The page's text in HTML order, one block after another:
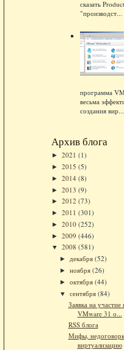
сказать
"производст...
программа
весьма
создания вир...
Архив блога
► 2021 (1)
► 2015 (5)
► 2014 (8)
► 2013 (9)
► 2012 (73)
► 2011 (301)
► 2010 (252)
► 2009 (446)
▼ 2008 (581)
► декабря (52)
► ноября (26)
► октября (44)
▼ сентября (84)
Заявка на
VMware 31 о...
RSS блога
Мифы,
виртуализацию